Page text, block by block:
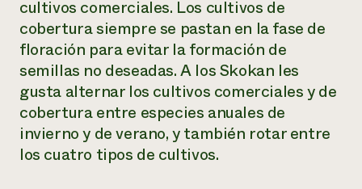
cultivos comerciales. Los cultivos de
cobertura siempre se pastan en la fase de
floración para evitar la formación de
semillas no deseadas. A los Skokan les
gusta alternar los cultivos comerciales y de
cobertura entre especies anuales de
invierno y de verano, y también rotar entre
los cuatro tipos de cultivos.